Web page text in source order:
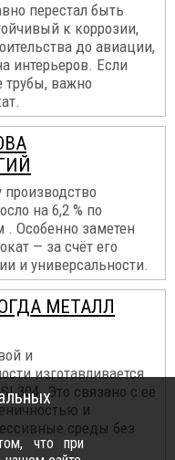
перестал быть
к коррозии,
до авиации,
интерьеров. Если
важно
на 6,2 % по
Особенно заметен
— за счёт его
и универсальности.
МЕТАЛЛ
и
изготавливается
304. Это связано с её
и
среды без
что при